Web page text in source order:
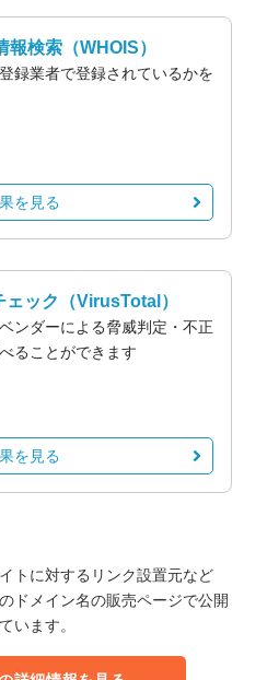
報検索 （WHOIS）
録業者で登録されているかを
を見る
ェック （VirusTotal）
ンダーによる脅威判定・不正
ることができます
を見る
トに対するリンク設置元など
ドメイン名の販売ページで公開
います。